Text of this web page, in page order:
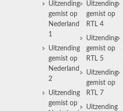
Uitzending
gemist op
Nederland
1
Uitzending
gemist op
Nederland
2
Uitzending
gemist op
Uitzending
gemist op
RTL 4
Uitzending
gemist op
RTL 5
Uitzending
gemist op
RTL 7
Uitzending